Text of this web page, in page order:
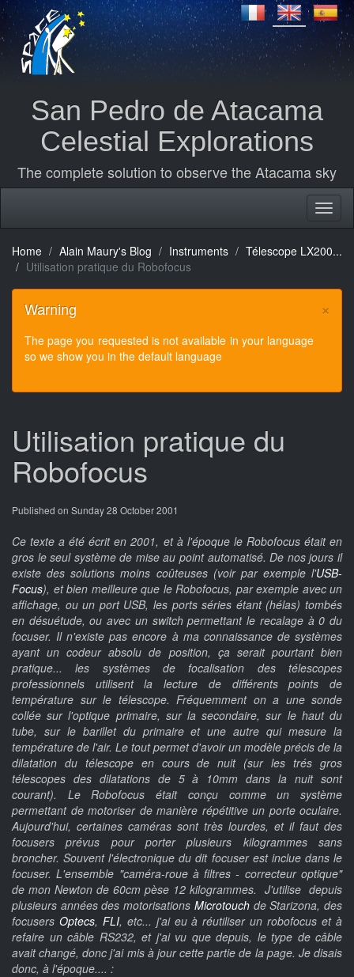
San Pedro de Atacama
Celestial Explorations
The complete solution to observe the Atacama sky
Home Alain Maury's Blog Instruments
Télescope LX200...
Utilisation pratique du Robofocus
×
Warning
The page you requested is not available in your language
so we show you in the default language
Utilisation pratique du
Robofocus
Published on Sunday 28 October 2001
Ce texte a été écrit en 2001, et à l'époque le Robofocus était en
gros le seul système de mise au point automatisé. De nos jours il
existe des solutions moins coûteuses (voir par exemple l'USB-
Focus), et bien meilleure que le Robofocus, par exemple avec un
affichage, ou un port USB, les ports séries étant (hélas) tombés
en désuétude, ou avec un switch permettant le recalage à 0 du
focuser. Il n'existe pas encore à ma connaissance de systèmes
ayant un codeur absolu de position, ça serait pourtant bien
pratique... les systèmes de focalisation des télescopes
professionnels utilisent la lecture de différents points de
température sur le télescope. Fréquemment on a une sonde
collée sur l'optique primaire, sur la secondaire, sur le haut du
tube, sur le barillet du primaire et une autre qui mesure la
température de l'air. Le tout permet d'avoir un modèle précis de la
dilatation du télescope en cours de nuit (sur les trés gros
télescopes des dilatations de 5 à 10mm dans la nuit sont
courant). Le Robofocus était conçu comme un système
permettant de motoriser de manière répétitive un porte oculaire.
Aujourd'hui, certaines caméras sont très lourdes, et il faut des
focusers prévus pour porter plusieurs kilogrammes sans
broncher. Souvent l'électronique du dit focuser est inclue dans le
focuser. L'ensemble "caméra-roue à filtres - correcteur optique"
de mon Newton de 60cm pèse 12 kilogrammes. J'utilise depuis
plusieurs années des motorisations Microtouch de Starizona, des
focusers Optecs, FLI, etc... j'ai eu à réutiliser un robofocus et à
refaire un câble RS232, et j'ai vu que depuis, le type de câble
avait changé, donc j'ai mis à jour cette partie de la page. Je disais
donc, à l'époque.... :